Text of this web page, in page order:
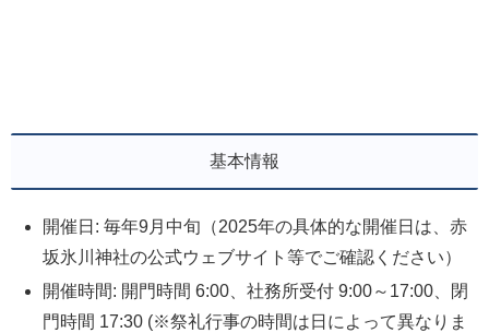
基本情報
開催日: 毎年9月中旬（2025年の具体的な開催日は、赤
坂氷川神社の公式ウェブサイト等でご確認ください）
開催時間: 開門時間 6:00、社務所受付 9:00～17:00、閉
門時間 17:30 (※祭礼行事の時間は日によって異なりま